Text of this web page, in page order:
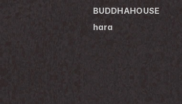
BUDDHAHOUSE
hara